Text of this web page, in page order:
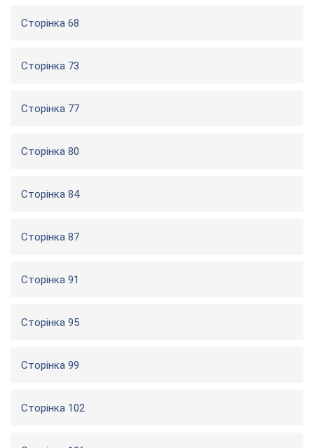
Сторінка 68
Сторінка 73
Сторінка 77
Сторінка 80
Сторінка 84
Сторінка 87
Сторінка 91
Сторінка 95
Сторінка 99
Сторінка 102